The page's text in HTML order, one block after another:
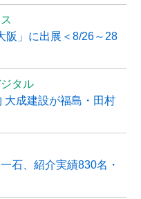
阪」に出展＜8/26～28
タル
大成建設が福島・田村
石、紹介実績830名・